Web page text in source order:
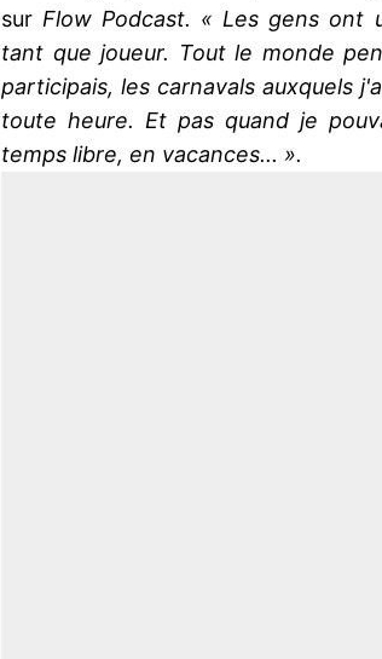
sur Flow Podcast. « Les gens ont
tant que joueur. Tout le monde
participais, les carnavals auxquels
toute heure. Et pas quand je
temps libre, en vacances... ».